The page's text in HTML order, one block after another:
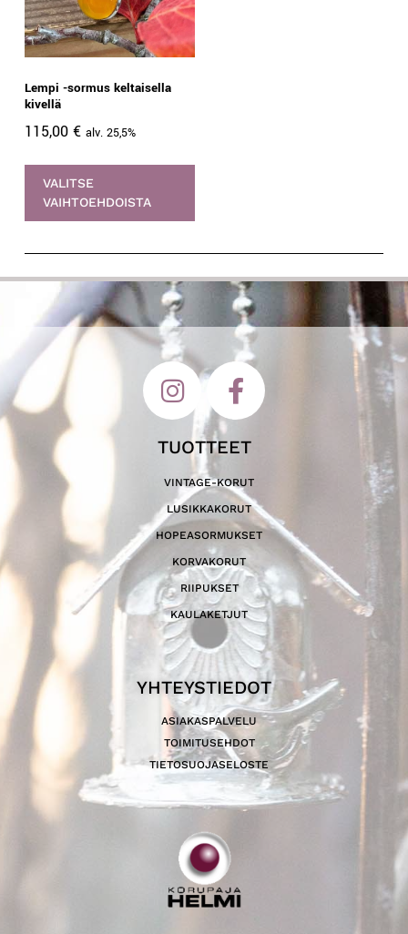
Lempi -sormus keltaisella
kivellä
115,00 € alv. 25,5%
VALITSE
VAIHTOEHDOISTA
TUOTTEET
VINTAGE-KORUT
LUSIKKAKORUT
HOPEASORMUKSET
KORVAKORUT
RIIPUKSET
KAULAKETJUT
YHTEYSTIEDOT
ASIAKASPALVELU
TOIMITUSEHDOT
TIETOSUOJASELOSTE